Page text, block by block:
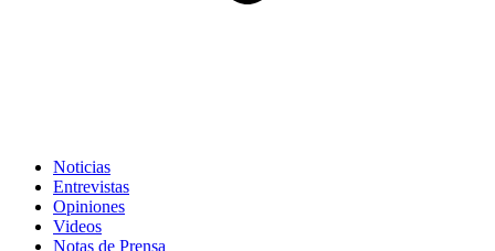
Noticias
Entrevistas
Opiniones
Videos
Notas de Prensa